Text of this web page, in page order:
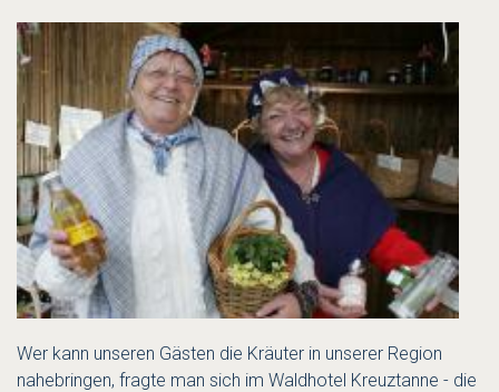
Wer kann unseren Gästen die Kräuter in unserer Region
nahebringen, fragte man sich im Waldhotel Kreuztanne - die